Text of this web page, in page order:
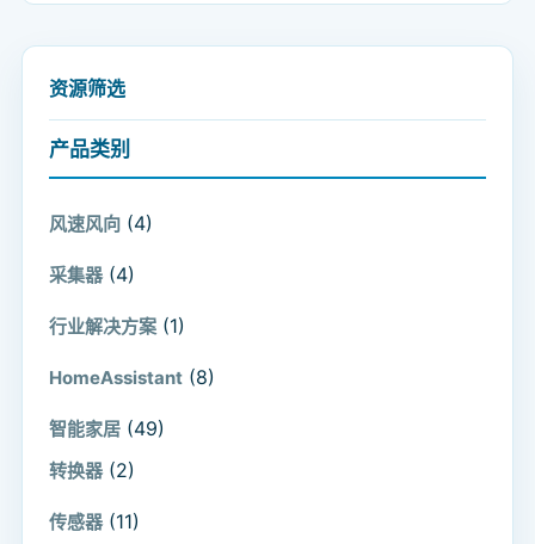
资源筛选
产品类别
风速风向 (4)
采集器 (4)
行业解决方案 (1)
HomeAssistant (8)
智能家居 (49)
转换器 (2)
传感器 (11)